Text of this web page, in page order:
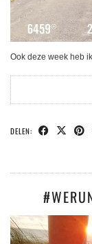
Ook deze week heb
DELEN: